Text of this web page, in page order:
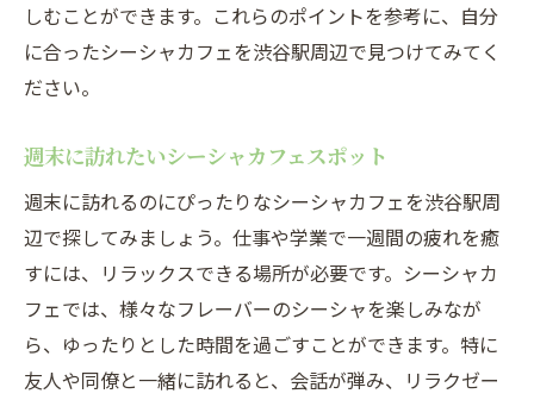
しむことができます。これらのポイントを参考に、自分
に合ったシーシャカフェを渋谷駅周辺で見つけてみてく
ださい。
週末に訪れたいシーシャカフェスポット
週末に訪れるのにぴったりなシーシャカフェを渋谷駅周
辺で探してみましょう。仕事や学業で一週間の疲れを癒
すには、リラックスできる場所が必要です。シーシャカ
フェでは、様々なフレーバーのシーシャを楽しみなが
ら、ゆったりとした時間を過ごすことができます。特に
友人や同僚と一緒に訪れると、会話が弾み、リラクゼー